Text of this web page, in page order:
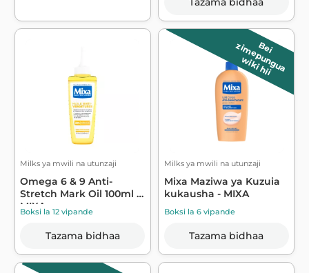
Milks ya mwili na utunzaji
Omega 6 & 9 Anti-
Stretch Mark Oil 100ml -
MIXA
Boksi la 12 vipande
Tazama bidhaa
B
e
i
z
im
e
p
u
n
g
u
a
wiki hii
Milks ya mwili na utunzaji
Mixa Maziwa ya Kuzuia
kukausha - MIXA
Boksi la 6 vipande
Tazama bidhaa